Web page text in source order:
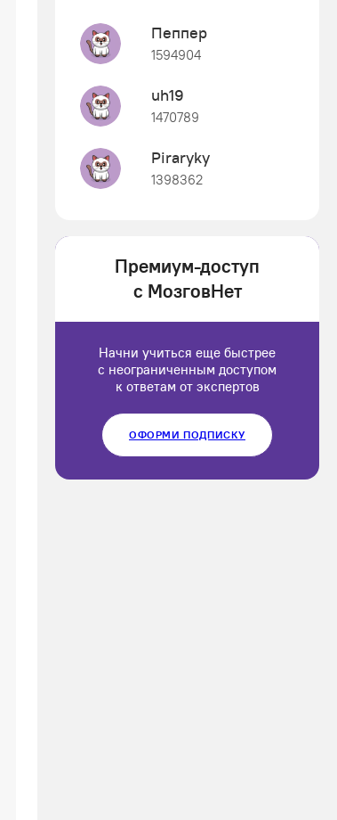
Пеппер
1594904
uh19
1470789
Piraryky
1398362
Luluput
Премиум-доступ
с МозговНет
Начни учиться еще быстрее
с неограниченным доступом
к ответам от экспертов
ОФОРМИ ПОДПИСКУ